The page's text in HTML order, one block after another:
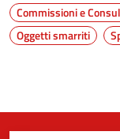
Commissioni e
Oggetti smarriti